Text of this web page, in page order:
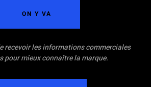
ON Y VA
recevoir les informations commerciales
pour mieux connaître la marque.